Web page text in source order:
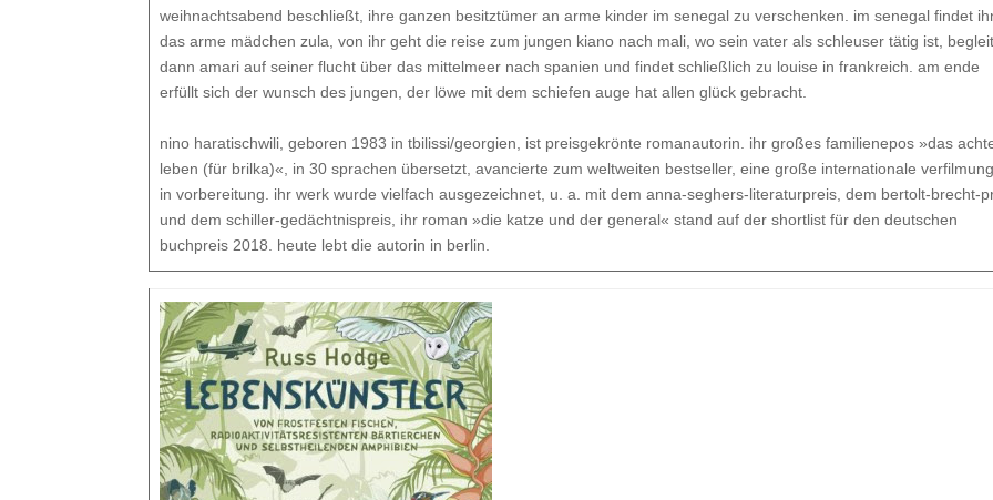
weihnachtsabend beschließt, ihre ganzen besitztümer an arme kinder im senegal zu verschenken. im senegal findet
das arme mädchen zula, von ihr geht die reise zum jungen kiano nach mali, wo sein vater als schleuser tätig ist,
dann amari auf seiner flucht über das mittelmeer nach spanien und findet schließlich zu louise in frankreich. am ende
erfüllt sich der wunsch des jungen, der löwe mit dem schiefen auge hat allen glück gebracht.
nino haratischwili, geboren 1983 in tbilissi/georgien, ist preisgekrönte romanautorin. ihr großes familienepos »das
leben (für brilka)«, in 30 sprachen übersetzt, avancierte zum weltweiten bestseller, eine große internationale
in vorbereitung. ihr werk wurde vielfach ausgezeichnet, u. a. mit dem anna-seghers-literaturpreis, dem bertolt-brecht-
und dem schiller-gedächtnispreis, ihr roman »die katze und der general« stand auf der shortlist für den deutschen
buchpreis 2018. heute lebt die autorin in berlin.